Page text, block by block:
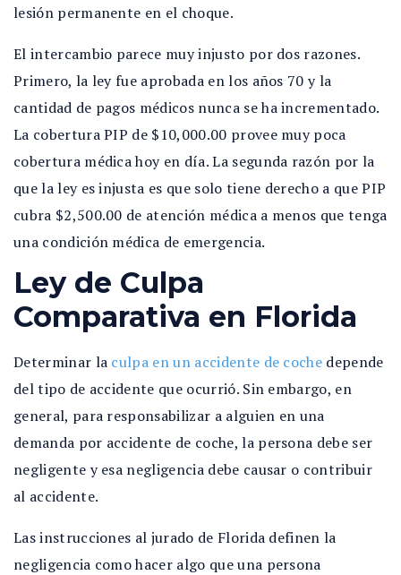
lesión permanente en el choque.
El intercambio parece muy injusto por dos razones.
Primero, la ley fue aprobada en los años 70 y la
cantidad de pagos médicos nunca se ha incrementado.
La cobertura PIP de $10,000.00 provee muy poca
cobertura médica hoy en día. La segunda razón por la
que la ley es injusta es que solo tiene derecho a que PIP
cubra $2,500.00 de atención médica a menos que tenga
una condición médica de emergencia.
Ley de Culpa
Comparativa en Florida
Determinar la culpa en un accidente de coche depende
del tipo de accidente que ocurrió. Sin embargo, en
general, para responsabilizar a alguien en una
demanda por accidente de coche, la persona debe ser
negligente y esa negligencia debe causar o contribuir
al accidente.
Las instrucciones al jurado de Florida definen la
negligencia como hacer algo que una persona